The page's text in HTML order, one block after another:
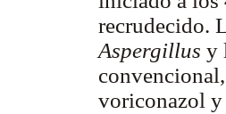
recrudecido.
Aspergillus y
voriconazol y